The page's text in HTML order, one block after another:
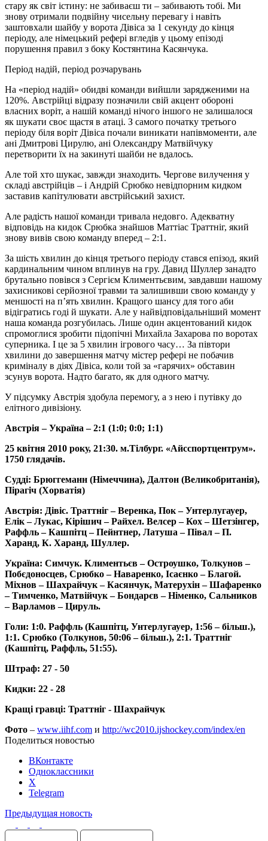
стару як світ істину: не забиваєш ти – забивають тобі. Ми
знову отримали подвійну чисельну перевагу і навіть
заштовхали шайбу у ворота Дівіса за 1 секунду до кінця
періоду, але німецький рефері вгледів у цьому епізоді
порушення правил з боку Костянтина Касянчука.
Період надій, період розчарувань
На «період надій» обидві команди вийшли зарядженими на
120%. Австрійці відразу позначили свій акцент обороні
власних воріт, а нашій команді нічого іншого не залишалося
як шукати своє щастя в атаці. З самого початку третього
періоду біля воріт Дівіса почали виникати напівмоменти, але
ані Дмитрові Цирулю, ані Олександру Матвійчуку
перетворити їх на закинуті шайби не вдалось.
Але той хто шукає, завжди знаходить. Чергове вилучення у
складі австрійців – і Андрій Срюбко невідпорним кидком
заставив капітулювати австрійський захист.
Але радість нашої команди тривала недовго. Адекватну
відповідь на кидок Срюбка знайшов Маттіас Траттніг, який
знову вивів свою команду вперед – 2:1.
За шість хвилин до кінця третього періоду стався епізод, який
кардинальним чином вплинув на гру. Давид Шуллер занадто
брутально повівся з Сергієм Климентьєвим, завдавши нашому
захисникові серйозної травми та залишивши свою команду у
меншості на п’ять хвилин. Кращого шансу для того аби
відігратись годі й шукати. Але у найвідповідальніший момент
наша команда розгубилась. Лише один акцентований кидок
спромоглися зробити підопічні Михайла Захарова по воротах
суперника. І це за 5 хвилин ігрового часу… За півтори
хвилини до завершення матчу містер рефері не побачив
криміналу в діях Дівіса, коли той за «гарячих» обставин
зсунув ворота. Надто багато, як для одного матчу.
У підсумку Австрія здобула перемогу, а з нею і путівку до
елітного дивізіону.
Австрія – Україна – 2:1 (1:0; 0:0; 1:1)
25 квітня 2010 року, 21:30. м.Тілбург. «Айсспортцентрум».
1750 глядачів.
Судді: Брюггеманн (Німеччина), Далтон (Великобританія),
Пірагіч (Хорватія)
Австрія: Дівіс. Траттніг – Веренка, Пок – Унтерлугауер,
Елік – Лукас, Кірішич – Райхел. Велсер – Кох – Шетзінгер,
Раффль – Кашпітц – Пейнтнер, Латуша – Півал – П.
Харанд, К. Харанд, Шуллер.
Україна: Симчук. Климентьєв – Остроушко, Толкунов –
Побєдоносцев, Срюбко – Наваренко, Ісаєнко – Благой.
Міхнов – Шахрайчук – Касянчук, Матерухін – Шафаренко
– Тимченко, Матвійчук – Бондарєв – Німенко, Сальников
– Варламов – Цируль.
Голи: 1:0. Раффль (Кашпітц, Унтерлугауер, 1:56 – більш.),
1:1. Срюбко (Толкунов, 50:06 – більш.), 2:1. Траттніг
(Кашпітц, Раффль, 51:55).
Штраф: 27 - 50
Кидки: 22 - 28
Кращі гравці: Траттніг - Шахрайчук
Фото – www.iihf.com и http://wc2010.ijshockey.com/index/en
Поделиться новостью
ВКонтакте
Одноклассники
X
Telegram
Предыдущая новость